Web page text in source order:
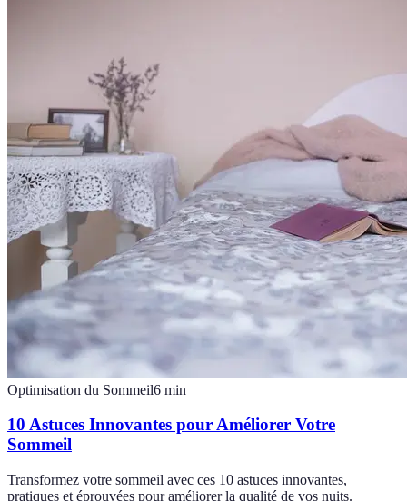
Optimisation du Sommeil6 min
10 Astuces Innovantes pour Améliorer Votre
Sommeil
Transformez votre sommeil avec ces 10 astuces innovantes,
pratiques et éprouvées pour améliorer la qualité de vos nuits.